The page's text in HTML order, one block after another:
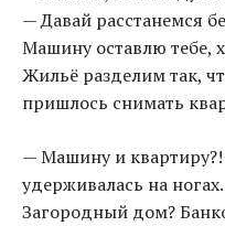
— Давай расстанемся
Машину оставлю тебе,
Жильё разделим так,
пришлось снимать
— Машину и
удерживалась на
Загородный дом?